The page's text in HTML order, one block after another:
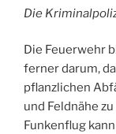
Die
Die Feuerwehr
ferner darum,
pflanzlichen
und Feldnähe
Funkenflug